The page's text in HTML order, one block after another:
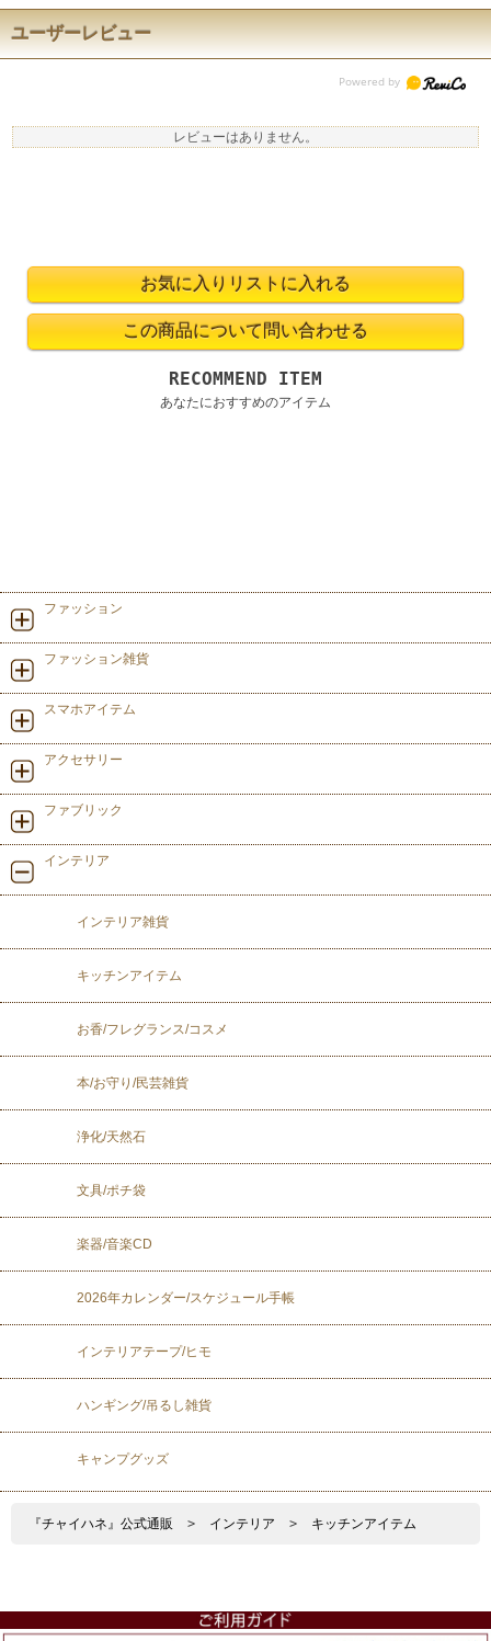
ユーザーレビュー
レビューはありません。
RECOMMEND ITEM
あなたにおすすめのアイテム
ファッション
ファッション雑貨
スマホアイテム
アクセサリー
ファブリック
インテリア
インテリア雑貨
キッチンアイテム
お香/フレグランス/コスメ
本/お守り/民芸雑貨
浄化/天然石
文具/ポチ袋
楽器/音楽CD
2026年カレンダー/スケジュール手帳
インテリアテープ/ヒモ
ハンギング/吊るし雑貨
キャンプグッズ
『チャイハネ』公式通販 > インテリア > キッチンアイテム